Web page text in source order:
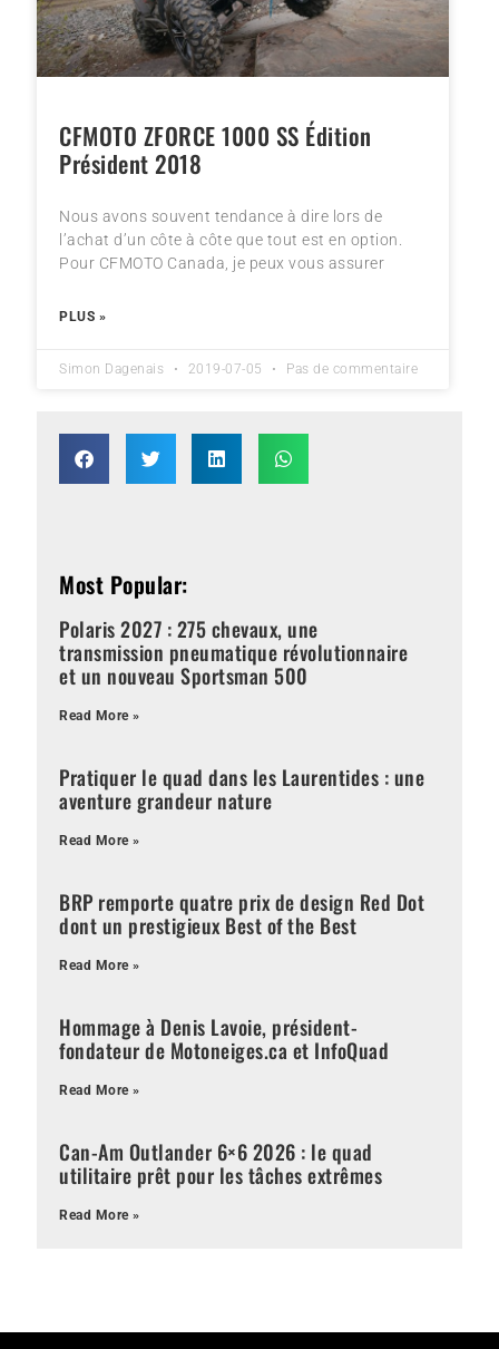
CFMOTO ZFORCE 1000 SS Édition
Président 2018
Nous avons souvent tendance à dire lors de
l’achat d’un côte à côte que tout est en option.
Pour CFMOTO Canada, je peux vous assurer
PLUS »
Simon Dagenais 2019-07-05 Pas de commentaire
Most Popular:
Polaris 2027 : 275 chevaux, une
transmission pneumatique révolutionnaire
et un nouveau Sportsman 500
Read More »
Pratiquer le quad dans les Laurentides : une
aventure grandeur nature
Read More »
BRP remporte quatre prix de design Red Dot
dont un prestigieux Best of the Best
Read More »
Hommage à Denis Lavoie, président-
fondateur de Motoneiges.ca et InfoQuad
Read More »
Can-Am Outlander 6×6 2026 : le quad
utilitaire prêt pour les tâches extrêmes
Read More »